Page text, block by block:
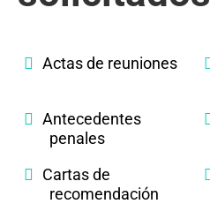
Actas de reuniones
Antecedentes
penales
Cartas de
recomendación